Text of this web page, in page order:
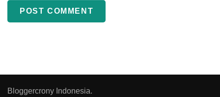
Bloggercrony Indonesia.